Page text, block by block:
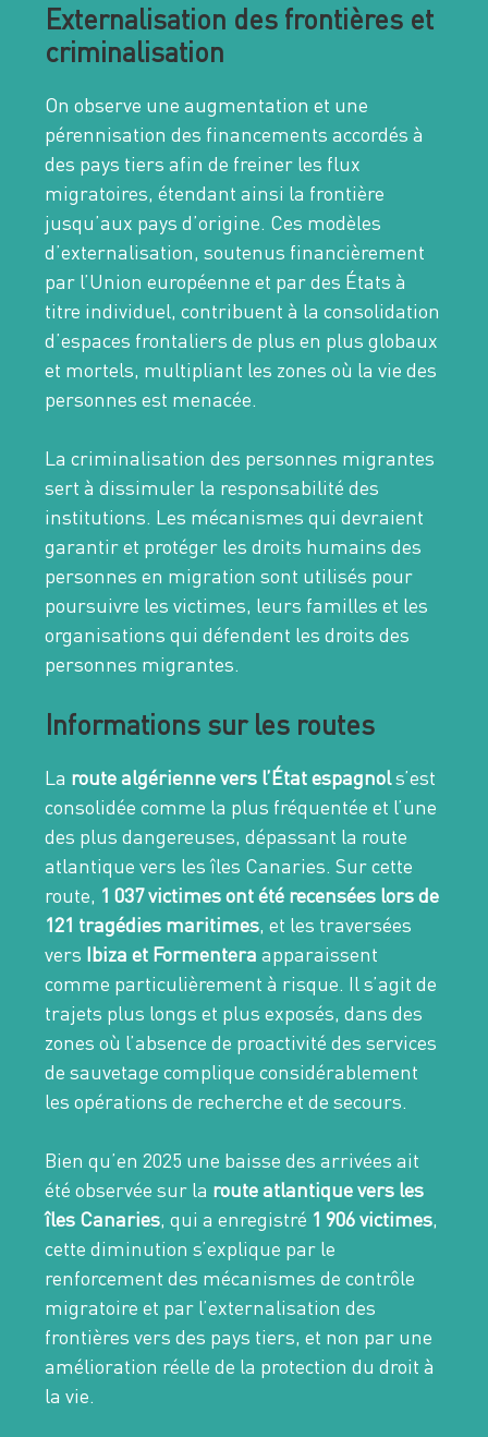
Externalisation des frontières et
criminalisation
On observe une augmentation et une
pérennisation des financements accordés à
des pays tiers afin de freiner les flux
migratoires, étendant ainsi la frontière
jusqu’aux pays d’origine. Ces modèles
d’externalisation, soutenus financièrement
par l’Union européenne et par des États à
titre individuel, contribuent à la consolidation
d’espaces frontaliers de plus en plus globaux
et mortels, multipliant les zones où la vie des
personnes est menacée.
La criminalisation des personnes migrantes
sert à dissimuler la responsabilité des
institutions. Les mécanismes qui devraient
garantir et protéger les droits humains des
personnes en migration sont utilisés pour
poursuivre les victimes, leurs familles et les
organisations qui défendent les droits des
personnes migrantes.
Informations sur les routes
La route algérienne vers l’État espagnols’est
consolidée comme la plus fréquentée et l’une
des plus dangereuses, dépassant la route
atlantique vers les îles Canaries. Sur cette
route, 1 037 victimes ont été recensées lors de
121 tragédies maritimes, et les traversées
vers Ibiza et Formentera apparaissent
comme particulièrement à risque. Il s’agit de
trajets plus longs et plus exposés, dans des
zones où l’absence de proactivité des services
de sauvetage complique considérablement
les opérations de recherche et de secours.
Bien qu’en 2025 une baisse des arrivées ait
été observée sur la route atlantique vers les
îles Canaries, qui a enregistré 1 906 victimes,
cette diminution s’explique par le
renforcement des mécanismes de contrôle
migratoire et par l’externalisation des
frontières vers des pays tiers, et non par une
amélioration réelle de la protection du droit à
la vie.